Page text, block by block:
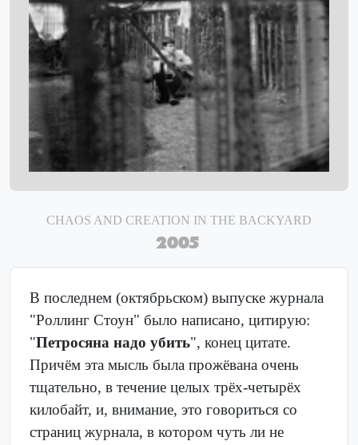
CHAOS AND CREATION IN THE BACKYARD
2005
В последнем (октябрьском) выпуске журнала
"Роллинг Стоун" было написано, цитирую:
"Петросяна надо убить", конец цитате.
Причём эта мысль была прожёвана очень
тщательно, в течение целых трёх-четырёх
килобайт, и, внимание, это говориться со
страниц журнала, в котором чуть ли не